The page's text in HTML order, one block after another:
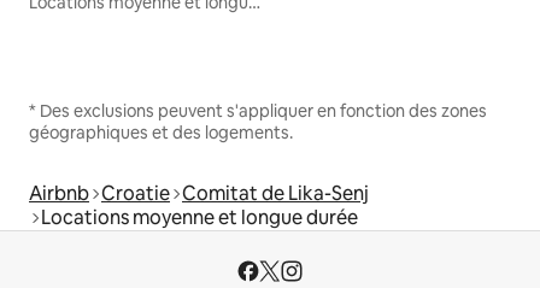
* Des exclusions peuvent s'appliquer en fonction des zones
géographiques et des logements.
Airbnb Croatie Comitat de Lika-Senj
Locations moyenne et longue durée